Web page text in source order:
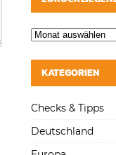
KATEGORIEN
Checks & Tipps
Deutschland